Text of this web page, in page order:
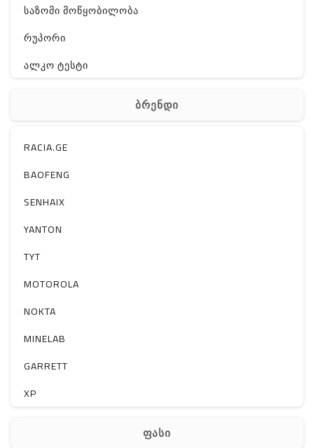
საზომი მოწყობილობა
რუპორი
ალკო ტესტი
ელ. მოწყობილობები
მაგნიტი
სხვა
ბრენდი
RACIA.GE
BAOFENG
SENHAIX
YANTON
TYT
MOTOROLA
NOKTA
MINELAB
GARRETT
XP
ფასი